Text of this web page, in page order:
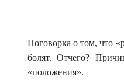
Поговорка о том, что
болят. Отчего?
«положения».